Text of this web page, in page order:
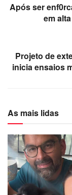
Após ser
em
Projeto de
inicia ensaios
As mais lidas